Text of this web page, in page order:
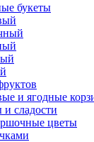
букеты
и ягодные
сладости
цветы